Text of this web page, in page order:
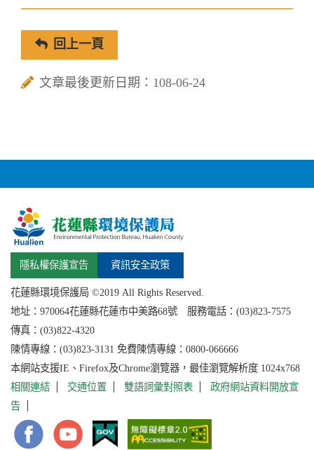
回上一頁
文章最後更新日期：108-06-24
隱私權保護宣告 資訊安全政策
花蓮縣環境保護局 ©2019 All Rights Reserved.
地址： 970064花蓮縣花蓮市中美路68號 服務電話：(03)823-7575
傳真：(03)822-4320
陳情專線：(03)823-3131 免費陳情專線：0800-066666
本網站支援IE、Firefox及Chrome瀏覽器，最佳瀏覽解析度 1024x768
相關連結
交通位置 雙語詞彙對照表
政府網站資料開放宣
告